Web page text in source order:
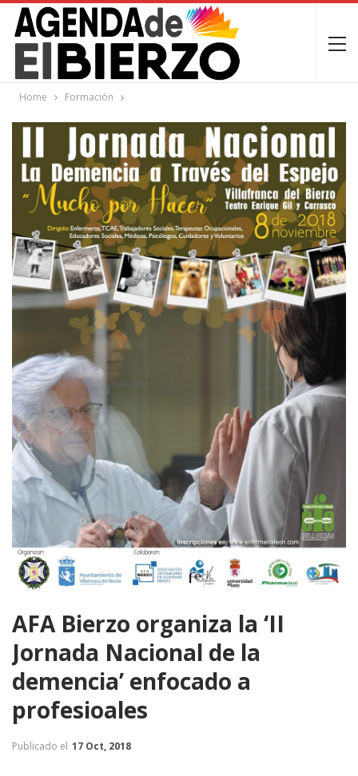
Home Formación
AFA Bierzo organiza la ‘II
Jornada Nacional de la
demencia’ enfocado a
profesioales
Publicado el 17 Oct, 2018